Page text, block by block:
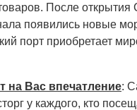
После открытия
появились новые
порт приобретает
на Вас впечатление:
у каждого, кто